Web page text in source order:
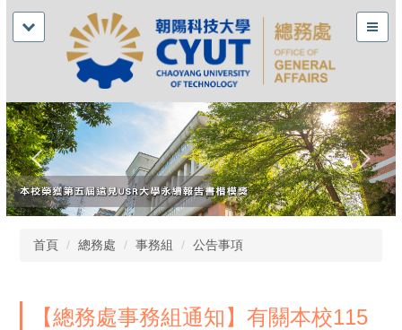
首頁 總務處 事務組 公告事項
【總務處事務組通知】有關本校115